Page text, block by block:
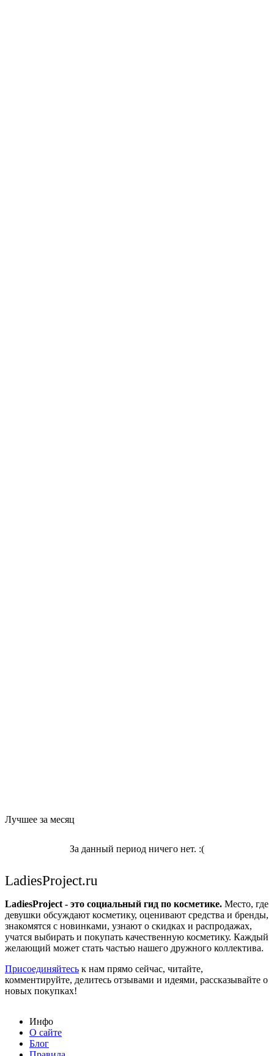
Лучшее за месяц
За данный период ничего нет. :(
LadiesProject.ru
LadiesProject - это социальный гид по косметике. Место, где
девушки обсуждают косметику, оценивают средства и бренды,
знакомятся с новинками, узнают о скидках и распродажах,
учатся выбирать и покупать качественную косметику. Каждый
желающий может стать частью нашего дружного коллектива.
Присоединяйтесь к нам прямо сейчас, читайте,
комментируйте, делитесь отзывами и идеями, рассказывайте о
новых покупках!
Инфо
О сайте
Блог